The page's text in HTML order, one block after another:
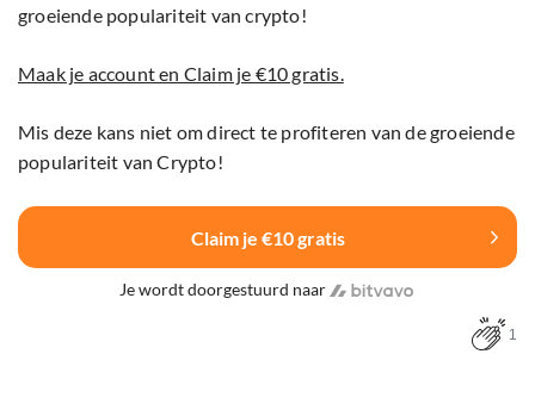
groeiende populariteit van crypto!
Maak je account en Claim je €10 gratis.
Mis deze kans niet om direct te profiteren van de groeiende
populariteit van Crypto!
Claim je €10 gratis
Je wordt doorgestuurd naar
1